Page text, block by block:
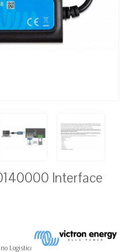
Interface
Logistico Europa